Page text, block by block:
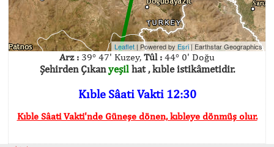
Leaflet| Powered by Esri|Earthstar Geographics
Arz : 39° 47' Kuzey, Tûl : 44° 0' Doğu
Şehirden Çıkanyeşilhat , kıble istikâmetidir.
Kıble Sâati Vakti 12:30
Kıble Sâati Vakti'nde Güneşe dönen, kıbleye dönmüş olur.